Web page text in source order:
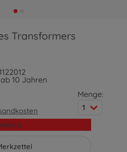
Transformers
10 Jahren
Menge:
1